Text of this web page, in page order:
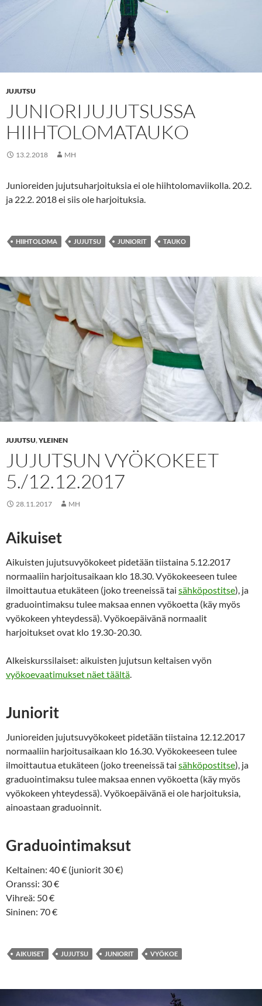
JUJUTSU
JUNIORIJUJUTSUSSA
HIIHTOLOMATAUKO
13.2.2018 MH
Junioreiden jujutsuharjoituksia ei ole hiihtolomaviikolla. 20.2.
ja 22.2. 2018 ei siis ole harjoituksia.
HIIHTOLOMA JUJUTSU JUNIORIT TAUKO
JUJUTSU,YLEINEN
JUJUTSUN VYÖKOKEET
5./12.12.2017
28.11.2017 MH
Aikuiset
Aikuisten jujutsuvyökokeet pidetään tiistaina 5.12.2017
normaaliin harjoitusaikaan klo 18.30. Vyökokeeseen tulee
ilmoittautua etukäteen (joko treeneissä tai sähköpostitse), ja
graduointimaksu tulee maksaa ennen vyökoetta (käy myös
vyökokeen yhteydessä). Vyökoepäivänä normaalit
harjoitukset ovat klo 19.30-20.30.
Alkeiskurssilaiset: aikuisten jujutsun keltaisen vyön
vyökoevaatimukset näet täältä.
Juniorit
Junioreiden jujutsuvyökokeet pidetään tiistaina 12.12.2017
normaaliin harjoitusaikaan klo 16.30. Vyökokeeseen tulee
ilmoittautua etukäteen (joko treeneissä tai sähköpostitse), ja
graduointimaksu tulee maksaa ennen vyökoetta (käy myös
vyökokeen yhteydessä). Vyökoepäivänä ei ole harjoituksia,
ainoastaan graduoinnit.
Graduointimaksut
Keltainen: 40 € (juniorit 30 €)
Oranssi: 30 €
Vihreä: 50 €
Sininen: 70 €
AIKUISET JUJUTSU JUNIORIT VYÖKOE